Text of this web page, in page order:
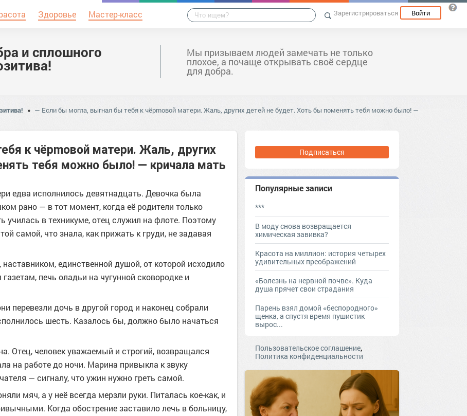
Здоровье Мастер-класс Зарегистрироваться Войти
и сплошного Мы призываем людей замечать не только
плохое, а почаще открывать своё сердце
для добра.
» — Если бы могла, выгнал бы тебя к чёрmовой матери. Жаль, других детей не будет. Хоть бы поменять тебя можно было! —
к чёрmовой матери. Жаль, других
тебя можно было! — кричала мать
едва исполнилось девятнадцать. Девочка была
рано — в тот момент, когда её родители только
училась в техникуме, отец служил на флоте. Поэтому
самой, что знала, как прижать к груди, не задавая
единственной душой, от которой исходило
печь оладьи на чугунной сковородке и
перевезли дочь в другой город и наконец собрали
шесть. Казалось бы, должно было начаться
Отец, человек уважаемый и строгий, возвращался
на работе до ночи. Марина привыкла к звуку
— сигналу, что ужин нужно греть самой.
мяч, а у неё всегда мерзли руки. Питалась кое-как, и
Когда обострение заставило лечь в больницу,
Подписаться
Популярные записи
***
В моду снова возвращается
химическая завивка?
Красота на миллион: история четырех
удивительных преображений
«Болезнь на нервной почве». Куда
душа прячет свои страдания
Парень взял домой «беспородного»
щенка, а спустя время пушистик
вырос...
Пользовательское соглашение,
Политика конфиденциальности